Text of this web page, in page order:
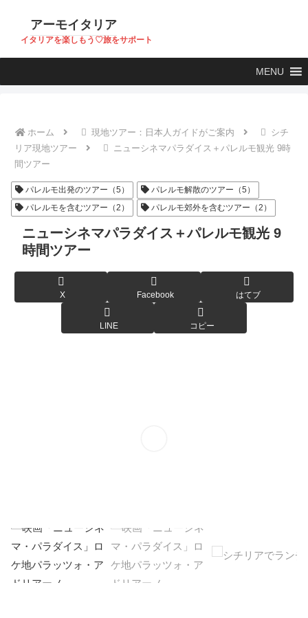
アーモイタリア
イタリアを楽しもう♡旅をサポート
MENU
ホーム 現地ツアー：日本人ガイドがご案内
シチ
リア現地ツアー
ニューシネマパラダイス＋パレルモ観光 9時
間ツアー
パレルモ出発のツアー（5）
パレルモ解散のツアー（5）
パレルモを含むツアー（2）
パレルモ郊外を含むツアー（2）
ニューシネマパラダイス＋パレルモ観光 9
時間ツアー
X Facebook はてブ
LINE コピー